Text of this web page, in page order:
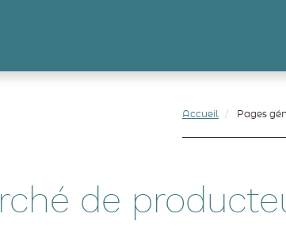
Accueil Pages
de